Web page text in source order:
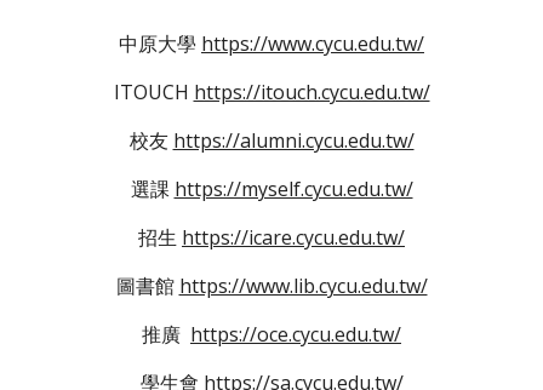
中原大學 https://www.cycu.edu.tw/
ITOUCH https://itouch.cycu.edu.tw/
校友 https://alumni.cycu.edu.tw/
選課 https://myself.cycu.edu.tw/
招生 https://icare.cycu.edu.tw/
圖書館 https://www.lib.cycu.edu.tw/
推廣 https://oce.cycu.edu.tw/
學生會 https://sa.cycu.edu.tw/